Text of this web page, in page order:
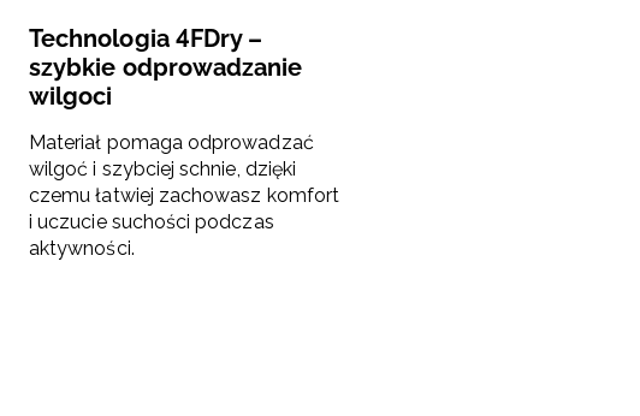
Technologia 4FDry –
szybkie odprowadzanie
wilgoci
Materiał pomaga odprowadzać
wilgoć i szybciej schnie, dzięki
czemu łatwiej zachowasz komfort
i uczucie suchości podczas
aktywności.